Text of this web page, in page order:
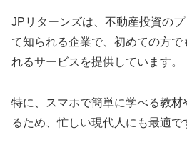
JPリターンズは、不動産投資の
て知られる企業で、初めての方
れるサービスを提供しています。
特に、スマホで簡単に学べる教
るため、忙しい現代人にも最適で